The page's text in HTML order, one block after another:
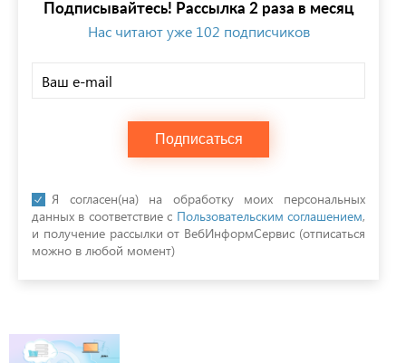
Подписывайтесь! Рассылка 2 раза в месяц
Нас читают уже 102 подписчиков
Подписаться
Я согласен(на) на обработку моих персональных
данных в соответствие с Пользовательским соглашением,
и получение рассылки от ВебИнформСервис (отписаться
можно в любой момент)